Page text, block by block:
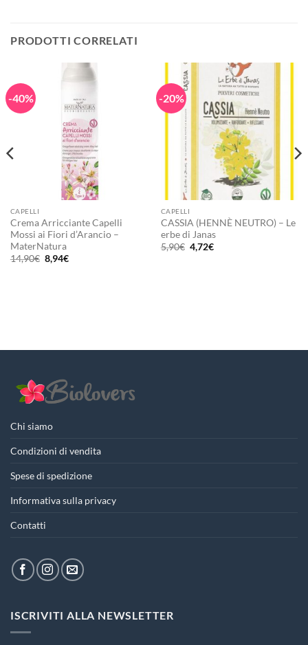
PRODOTTI CORRELATI
-40%
CAPELLI
Crema Arricciante Capelli
Mossi ai Fiori d’Arancio –
MaterNatura
14,90€ Il
prezzo
8,94€Il
-20%
CAPELLI
CASSIA (HENNÈ NEUTRO) – Le
erbe di Janas
5,90€ Il
prezzo
4,72€Il
Chi siamo
Condizioni di vendita
Spese di spedizione
Informativa sulla privacy
Contatti
ISCRIVITI ALLA NEWSLETTER